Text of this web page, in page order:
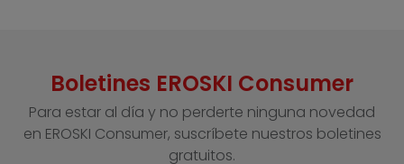
Boletines EROSKI Consumer
Para estar al día y no perderte ninguna novedad
en EROSKI Consumer, suscríbete nuestros boletines
gratuitos.